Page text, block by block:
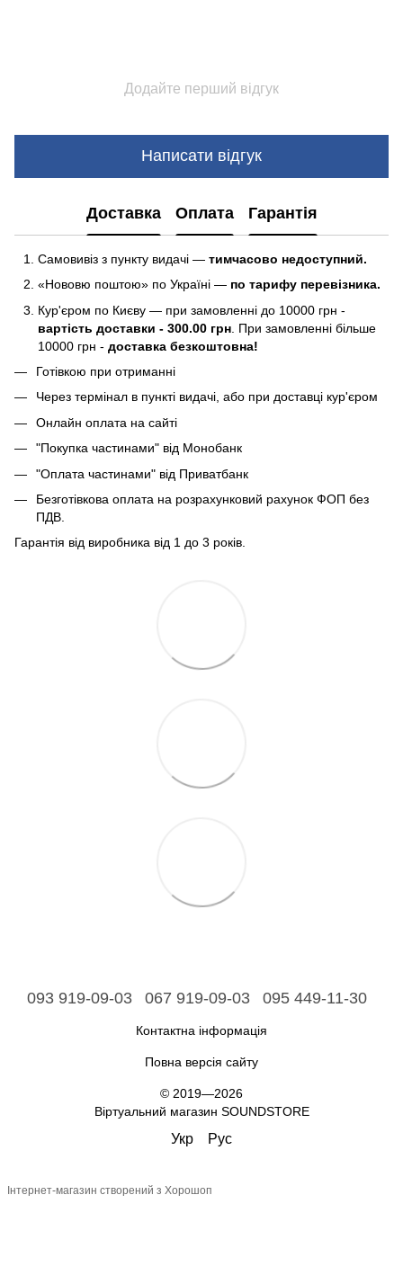
Додайте перший відгук
Написати відгук
Доставка Оплата Гарантія
Самовивіз з пункту видачі — тимчасово недоступний.
«Нововю поштою» по Україні — по тарифу перевізника.
Кур'єром по Києву — при замовленні до 10000 грн -
вартість доставки - 300.00 грн . При замовленні більше
10000 грн - доставка безкоштовна!
Готівкою при отриманні
Через термінал в пункті видачі, або при доставці кур'єром
Онлайн оплата на сайті
"Покупка частинами" від Монобанк
"Оплата частинами" від Приватбанк
Безготівкова оплата на розрахунковий рахунок ФОП без
ПДВ.
Гарантія від виробника від 1 до 3 років.
093 919-09-03 067 919-09-03 095 449-11-30
Контактна інформація
Повна версія сайту
© 2019—2026
Віртуальний магазин SOUNDSTORE
Укр Рус
Інтернет-магазин створений з Хорошоп